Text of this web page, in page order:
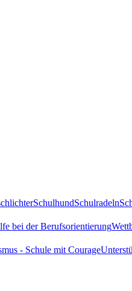
SchulhundSchulradeln
bei der Berufsorientierung
- Schule mit Courage